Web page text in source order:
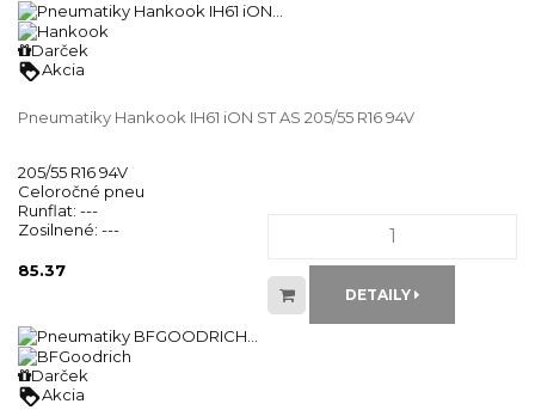
Darček
loyaltyAkcia
Pneumatiky Hankook IH61 iON ST AS 205/55 R16 94V
205/55 R16 94V
Celoročné pneu
Runflat: ---
Zosilnené: ---
85.37
DETAILY
Darček
loyaltyAkcia